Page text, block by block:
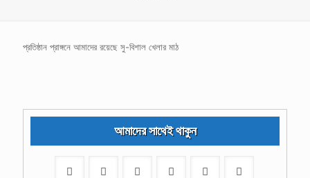
প্রতিষ্ঠান প্রাঙ্গনে আমাদের রয়েছে সু-বিশাল খেলার মাঠ
আমাদের সাথেই থাকুন